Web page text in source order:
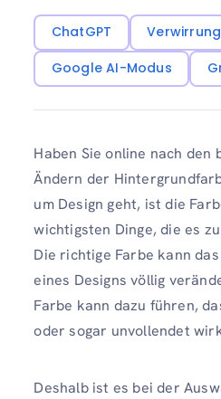
ChatGPT Verwirrung
Google AI-Modus
Haben Sie online nach den
Ändern der
um Design geht, ist die
wichtigsten Dinge, die es
Die richtige Farbe kann
eines Designs völlig
Farbe kann dazu führen,
oder sogar unvollendet
Deshalb ist es bei der